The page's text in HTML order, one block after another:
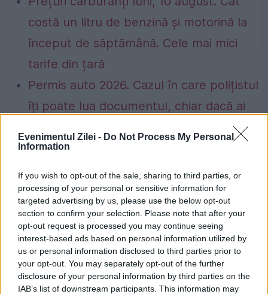
Evenimentul Zilei - Do Not Process My Personal
Information
If you wish to opt-out of the sale, sharing to third parties, or
processing of your personal or sensitive information for
targeted advertising by us, please use the below opt-out
section to confirm your selection. Please note that after your
opt-out request is processed you may continue seeing
interest-based ads based on personal information utilized by
us or personal information disclosed to third parties prior to
your opt-out. You may separately opt-out of the further
disclosure of your personal information by third parties on the
IAB’s list of downstream participants. This information may
costă un litru de benzină și motorină la
început de săptămână. Cele mai mici
tarife din țară
Permis auto 2026. Cazul în care polițistul
îți poate lua documentul, chiar dacă ai
coronavirus Lombardia vaccinare